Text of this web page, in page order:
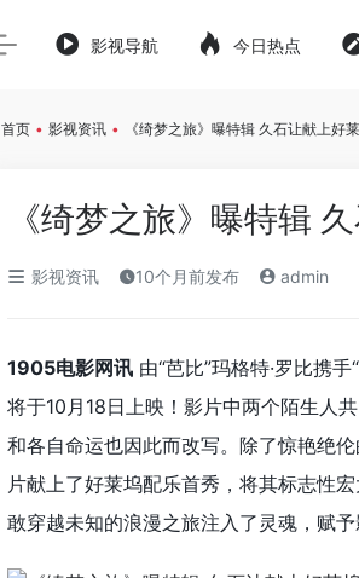
影视导航 今日热点
首页 • 影视资讯 • 《绮梦之旅》曝特辑 久石让献上好
《绮梦之旅》曝特辑
影视资讯 10个月前发布 admin
1905电影网讯 由“芭比”玛格特·罗比携
将于10月18日上映！影片中两个陌生人
和各自命运也因此而改写。除了惊艳绝
片献上了好莱坞配乐首秀，将其标志性
敢穿越未知的浪漫之旅注入了灵魂，赋予